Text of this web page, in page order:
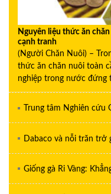
Nguyên liệu thức ăn
cạnh tranh
(Người Chăn Nuôi) –
thức ăn chăn nuôi toàn
nghiệp trong nước đứng
Trung tâm Nghiên cứu
Dabaco và nỗi trăn trở
Giống gà Ri Vàng: